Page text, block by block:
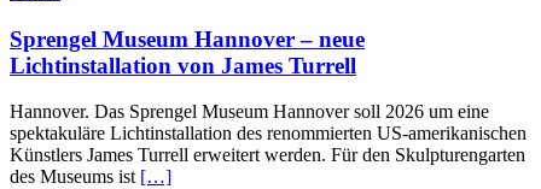
Sprengel Museum Hannover – neue
Lichtinstallation von James Turrell
Hannover. Das Sprengel Museum Hannover soll 2026 um eine
spektakuläre Lichtinstallation des renommierten US-amerikanischen
Künstlers James Turrell erweitert werden. Für den Skulpturengarten
des Museums ist […]